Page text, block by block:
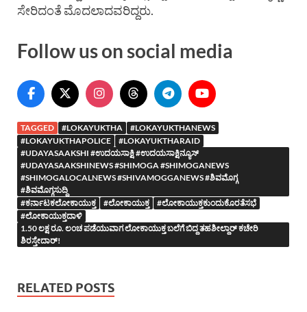
ಸೇರಿದಂತೆ ಮೊದಲಾದವರಿದ್ದರು.
Follow us on social media
TAGGED #LOKAYUKTHA
#LOKAYUKTHANEWS
#LOKAYUKTHAPOLICE
#LOKAYUKTHARAID
#UDAYASAAKSHI #ಉದಯಸಾಕ್ಷಿ #ಉದಯಸಾಕ್ಷಿನ್ಯೂಸ್
#UDAYASAAKSHINEWS #SHIMOGA #SHIMOGANEWS
#SHIMOGALOCALNEWS #SHIVAMOGGANEWS #ಶಿವಮೊಗ್ಗ
#ಶಿವಮೊಗ್ಗಸುದ್ದಿ
#ಕರ್ನಾಟಕಲೋಕಾಯುಕ್ತ
#ಲೋಕಾಯುಕ್ತ
#ಲೋಕಾಯುಕ್ತಕುಂದುಕೊರತೆಸಭೆ
#ಲೋಕಾಯುಕ್ತದಾಳಿ
1.50 ಲಕ್ಷ ರೂ. ಲಂಚ ಪಡೆಯುವಾಗ ಲೋಕಾಯುಕ್ತ ಬಲೆಗೆ ಬಿದ್ದ ತಹಶೀಲ್ದಾರ್ ಕಚೇರಿ
ಶಿರಸ್ತೇದಾರ್!
RELATED POSTS